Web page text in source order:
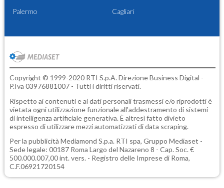
Palermo Cagliari
Copyright © 1999-2020 RTI S.p.A. Direzione Business Digital -
P.Iva 03976881007 - Tutti i diritti riservati.
Rispetto ai contenuti e ai dati personali trasmessi e/o riprodotti è
vietata ogni utilizzazione funzionale all'addestramento di sistemi
di intelligenza artificiale generativa. È altresì fatto divieto
espresso di utilizzare mezzi automatizzati di data scraping.
Per la pubblicità Mediamond S.p.a. RTI spa, Gruppo Mediaset -
Sede legale: 00187 Roma Largo del Nazareno 8 - Cap. Soc. €
500.000.007,00 int. vers. - Registro delle Imprese di Roma,
C.F.06921720154